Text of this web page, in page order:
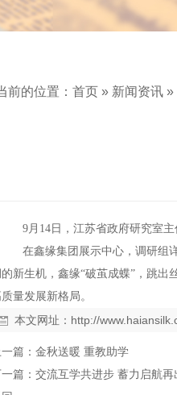
前的位置： 首页 » 新闻资讯 »
9月14日，江苏省政府研究室
在鑫缘集团展示中心，调研组
新生机，鑫缘“破茧成蝶”，跳
量发展新格局。
本文网址： http://
一篇： 金秋送暖 重教助学
篇： 交流互学共进步 蓄力启航再